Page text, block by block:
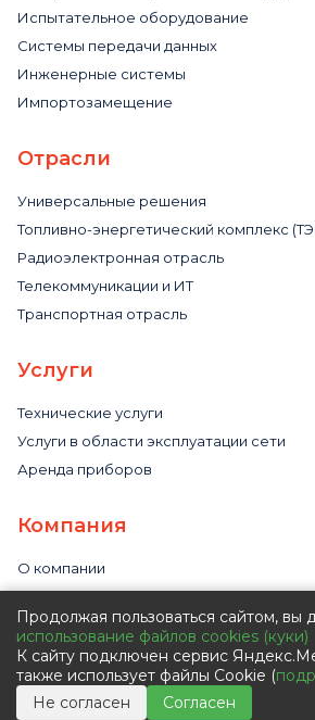
Испытательное оборудование
Системы передачи данных
Инженерные системы
Импортозамещение
Отрасли
Универсальные решения
Топливно-энергетический комплекс
Радиоэлектронная отрасль
Телекоммуникации и ИТ
Транспортная отрасль
Услуги
Технические услуги
Услуги в области эксплуатации сети
Аренда приборов
Компания
О компании
Сертификаты и статусы
Наши партнеры
Видео
Новости
Статьи
Продолжая пользоваться сайтом, вы
использование файлов cookies (куки)
К сайту подключен сервис
также использует файлы Cookie (
Не согласен
Согласен